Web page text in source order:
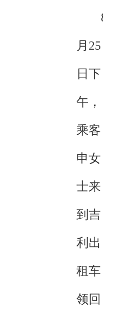
8
月25
日下
午，
乘客
申女
士来
到吉
利出
租车
领回